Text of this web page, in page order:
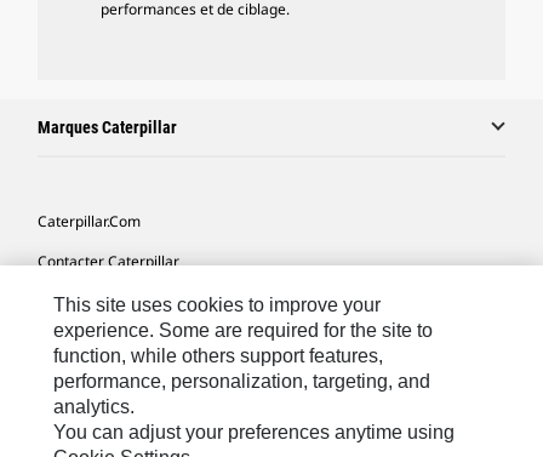
performances et de ciblage.
Marques Caterpillar
Caterpillar.com
Contacter Caterpillar
Mes Préférences Marketing
Plan Du Site
Cookie Settings
Légales
This site uses cookies to improve your
experience. Some are required for the site to
function, while others support features,
performance, personalization, targeting, and
analytics.
You can adjust your preferences anytime using